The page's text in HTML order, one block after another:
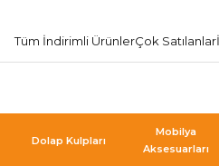
Tüm İndirimli ÜrünlerÇok Satılanlar
Dolap Kulpları
Mobilya
Aksesuarları